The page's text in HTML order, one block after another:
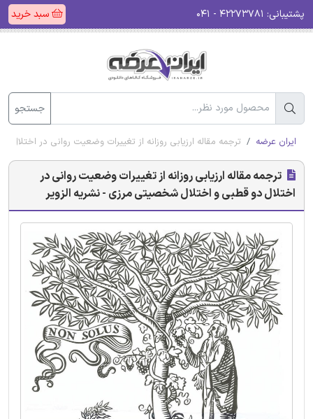
پشتیبانی: سبد خرید
جستجو
ایران عرضه ترجمه مقاله ارزیابی روزانه از تغییرات وضعیت روانی در
ترجمه مقاله ارزیابی روزانه از تغییرات وضعیت روانی در
اختلال دو قطبی و اختلال شخصیتی مرزی - نشریه الزویر